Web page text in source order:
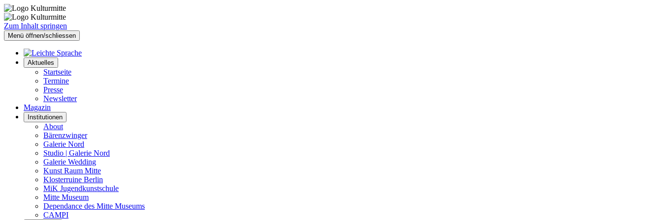
Zum Inhalt springen
Menü öffnen/schliessen
Aktuelles
Startseite
Termine
Presse
Newsletter
Magazin
Institutionen
About
Bärenzwinger
Galerie Nord
Studio | Galerie Nord
Galerie Wedding
Kunst Raum Mitte
Klosterruine Berlin
MiK Jugendkunstschule
Mitte Museum
Dependance des Mitte Museums
CAMPI